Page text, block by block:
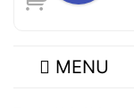
MENU